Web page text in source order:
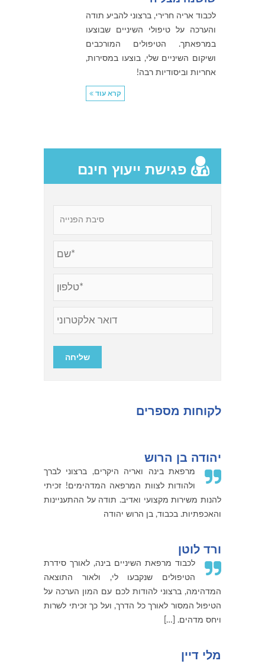
לכבוד אריה חרירי, ברצוני להביע תודה
והערכה על טיפולי השיניים שבוצעו
במרפאתך. הטיפולים המורכבים
ושיקום השיניים שלי, בוצעו במסירות,
אחריות וביסודיות רבה!
קרא עוד
פגישת ייעוץ חינם
לקוחות מספרים
יהודה בן הרוש
מרפאת בינה ואריה היקרים, ברצוני לברך
ולהודות לצוות המרפאה המדהימים! זכיתי
להנות משירות מקצועי ואדיב. תודה על ההתעניינות
והאכפתיות. בכבוד, בן הרוש יהודה
ורד לוטן
לכבוד מרפאת השיניים בינה, לאורך סידרת
הטיפולים שנקבעו לי, ולאור התוצאה
המדהימה, ברצוני להודות לכם עם המון הערכה על
הטיפול המסור לאורך כל הדרך, ועל כך זכיתי לשרות
ויחס מדהים. […]
מלי דיין